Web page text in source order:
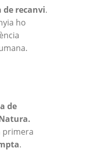
recanvi.
ho
de
primera
.